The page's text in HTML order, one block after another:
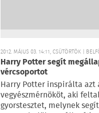
2012. MÁJUS 03. 14:11, CSÜTÖRTÖK |
Harry Potter segít
vércsoportot
Harry Potter inspirálta azt
vegyészmérnököt, aki
gyorstesztet, melynek